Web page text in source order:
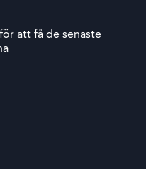
att få de senaste